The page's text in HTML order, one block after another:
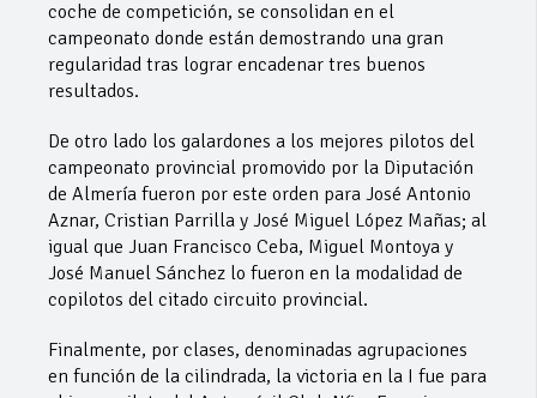
coche de competición, se consolidan en el
campeonato donde están demostrando una gran
regularidad tras lograr encadenar tres buenos
resultados.
De otro lado los galardones a los mejores pilotos del
campeonato provincial promovido por la Diputación
de Almería fueron por este orden para José Antonio
Aznar, Cristian Parrilla y José Miguel López Mañas; al
igual que Juan Francisco Ceba, Miguel Montoya y
José Manuel Sánchez lo fueron en la modalidad de
copilotos del citado circuito provincial.
Finalmente, por clases, denominadas agrupaciones
en función de la cilindrada, la victoria en la I fue para